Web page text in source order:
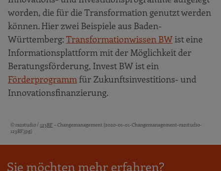
worden, die für die Transformation genutzt werden
können. Hier zwei Beispiele aus Baden-
Württemberg: Transformationwissen BW ist eine
Informationsplattform mit der Möglichkeit der
Beratungsförderung, Invest BW ist ein
Förderprogrammfür Zukunftsinvestitions- und
Innovationsfinanzierung.
Bildquellen und Copyright-Hinweise
© ra2studio / 123RF– Changemanagement (2020-01-01-Changemanagement-ra2studio-
123RF.jpg)
Sie möchten mehr erfahren?